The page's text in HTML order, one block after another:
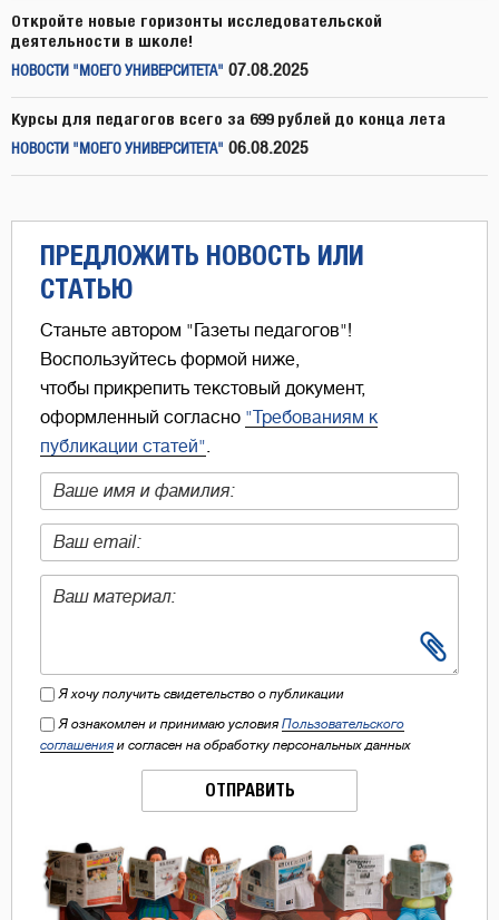
Откройте новые горизонты исследовательской
деятельности в школе!
НОВОСТИ "МОЕГО УНИВЕРСИТЕТА" 07.08.2025
Курсы для педагогов всего за 699 рублей до конца лета
НОВОСТИ "МОЕГО УНИВЕРСИТЕТА" 06.08.2025
ПРЕДЛОЖИТЬ НОВОСТЬ ИЛИ
СТАТЬЮ
Станьте автором "Газеты педагогов"!
Воспользуйтесь формой ниже,
чтобы прикрепить текстовый документ,
оформленный согласно "Требованиям к
публикации статей".
Я хочу получить свидетельство о публикации
Я ознакомлен и принимаю условия Пользовательского
соглашения и согласен на обработку персональных данных
ОТПРАВИТЬ